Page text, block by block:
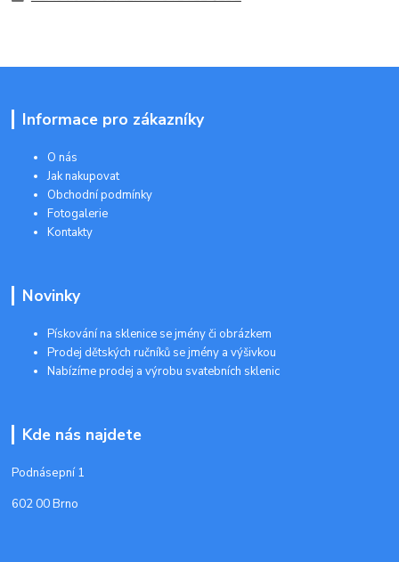
Informace pro zákazníky
O nás
Jak nakupovat
Obchodní podmínky
Fotogalerie
Kontakty
Novinky
Pískování na sklenice se jmény či obrázkem
Prodej dětských ručníků se jmény a výšivkou
Nabízíme prodej a výrobu svatebních sklenic
Kde nás najdete
Podnásepní 1
602 00 Brno